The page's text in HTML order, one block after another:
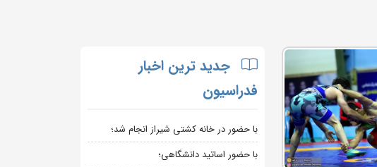
جدید ترین اخبار
فدراسیون
با حضور در خانه کشتی شیراز انجام شد؛
با حضور اساتید دانشگاهی؛